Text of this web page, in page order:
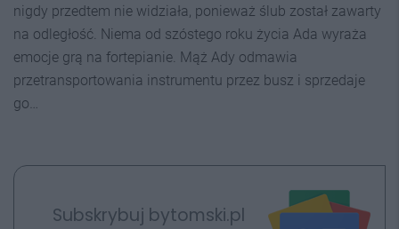
nigdy przedtem nie widziała, ponieważ ślub został zawarty
na odległość. Niema od szóstego roku życia Ada wyraża
emocje grą na fortepianie. Mąż Ady odmawia
przetransportowania instrumentu przez busz i sprzedaje
go…
Subskrybuj bytomski.pl